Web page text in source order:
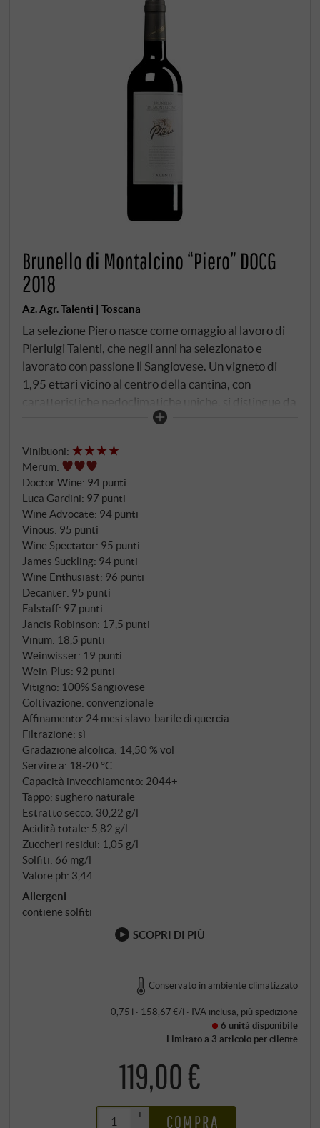
Brunello di Montalcino “Piero” DOCG
2018
Az. Agr. Talenti | Toscana
La selezione Piero nasce come omaggio al lavoro di
Pierluigi Talenti, che negli anni ha selezionato e
lavorato con passione il Sangiovese. Un vigneto di
1,95 ettari vicino al centro della cantina, con
caratteristiche pedoclimatiche uniche, si distingue da
tutti gli altri vigneti per la sua costante qualità. Il
ricchi di marna, con esposizione a sud-est a 410 metri
di altitudine, dove Pierluigi ha seguito e coltivato la
sua personale selezione clonale negli anni Settanta. È
un vino dal carattere intenso e persistente, dal colore
rubino, dai tannini fini ed eleganti. Dopo un
affinamento in tonneaux per almeno 24 mesi, viene
imbottigliato fino all'immissione sul mercato.
SUPERIORE.DE
Vinibuoni:
Merum:
Doctor Wine: 94 punti
Luca Gardini: 97 punti
Wine Advocate: 94 punti
Vinous: 95 punti
Wine Spectator: 95 punti
James Suckling: 94 punti
Wine Enthusiast: 96 punti
Decanter: 95 punti
Falstaff: 97 punti
Jancis Robinson: 17,5 punti
Vinum: 18,5 punti
Weinwisser: 19 punti
Wein-Plus: 92 punti
Vitigno: 100% Sangiovese
Coltivazione: convenzionale
Affinamento: 24 mesi slavo. barile di quercia
Filtrazione: sì
Gradazione alcolica: 14,50 % vol
Servire a: 18‑20 °C
Capacità invecchiamento: 2044+
Tappo: sughero naturale
Estratto secco: 30,22 g/l
Acidità totale: 5,82 g/l
Zuccheri residui: 1,05 g/l
Solfiti: 66 mg/l
Valore ph: 3,44
Allergeni
contiene solfiti
SCOPRI DI PIÙ
Conservato in ambiente climatizzato
0,75 l · 158,67 €/l · IVA inclusa , più spedizione
6 unità disponibile
Limitato a 3 articolo per cliente
119,00 €
+
COMPRA